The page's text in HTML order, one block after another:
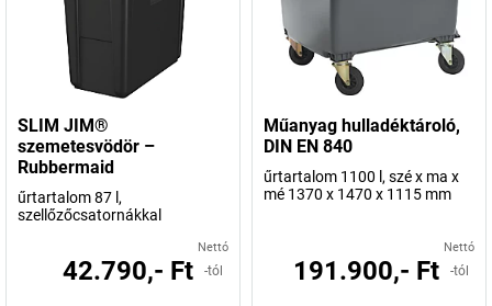
SLIM JIM®
szemetesvödör –
Rubbermaid
űrtartalom 87 l,
szellőzőcsatornákkal
Nettó
42.790,- Ft -tól
Műanyag hulladéktároló,
DIN EN 840
űrtartalom 1100 l, szé x ma x
mé 1370 x 1470 x 1115 mm
Nettó
191.900,- Ft -tól